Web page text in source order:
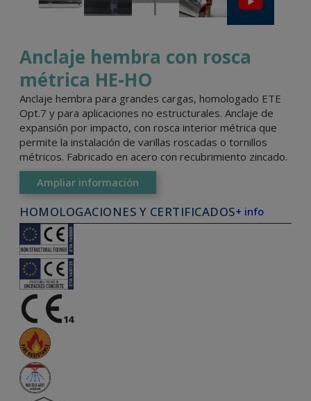
Anclaje hembra con rosca
métrica HE-HO
Anclaje hembra para grandes cargas, homologado ETE
Opt.7 y para aplicaciones no estructurales. Anclaje de
expansión por impacto, con rosca interior métrica que
permite la instalación de varillas roscadas o tornillos
métricos. Fabricado en acero con recubrimiento zincado.
Ampliar información
HOMOLOGACIONES Y CERTIFICADOS+ info